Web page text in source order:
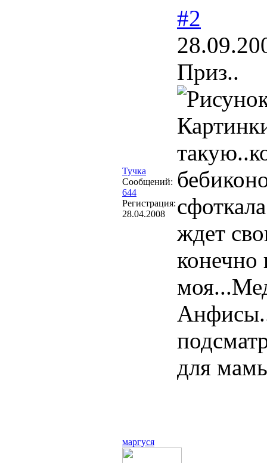
Тучка
Сообщений:
644
Регистрация:
28.04.2008
#2
Приз..
ждет
конечно
для
маргуся